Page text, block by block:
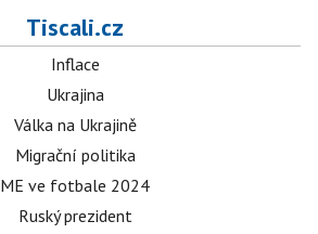
Tiscali.cz
Inflace
Ukrajina
Válka na Ukrajině
Migrační politika
ME ve fotbale 2024
Ruský prezident